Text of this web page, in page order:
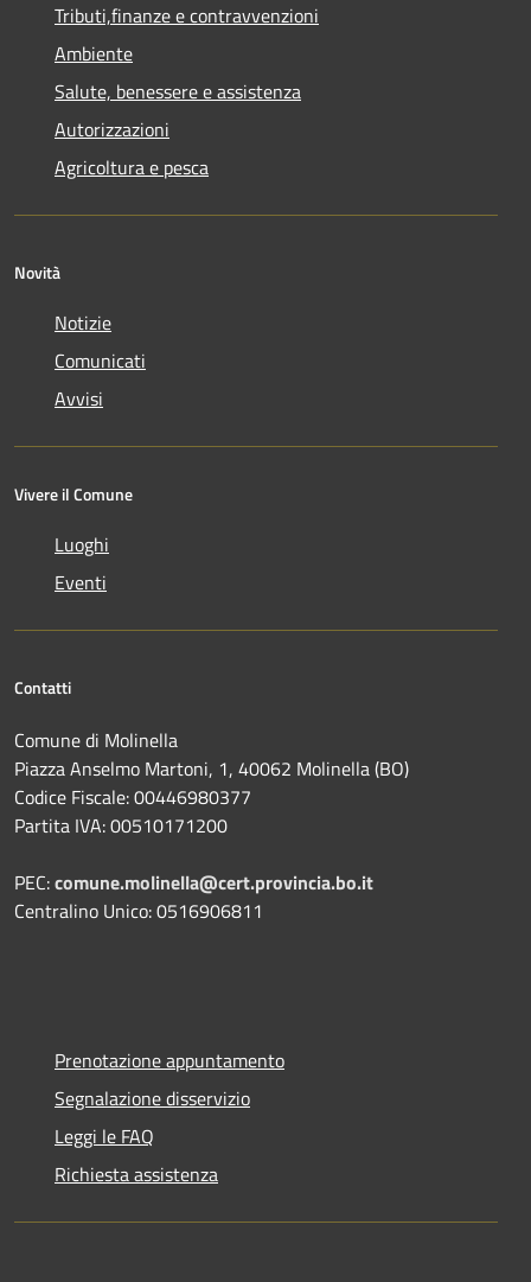
Tributi,finanze e contravvenzioni
Ambiente
Salute, benessere e assistenza
Autorizzazioni
Agricoltura e pesca
Novità
Notizie
Comunicati
Avvisi
Vivere il Comune
Luoghi
Eventi
Contatti
Comune di Molinella
Piazza Anselmo Martoni, 1, 40062 Molinella (BO)
Codice Fiscale: 00446980377
Partita IVA: 00510171200
PEC:comune.molinella@cert.provincia.bo.it
Centralino Unico: 0516906811
Prenotazione appuntamento
Segnalazione disservizio
Leggi le FAQ
Richiesta assistenza